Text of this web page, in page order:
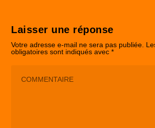
Laisser une réponse
Votre adresse e-mail ne sera pas publiée.
obligatoires sont indiqués avec*